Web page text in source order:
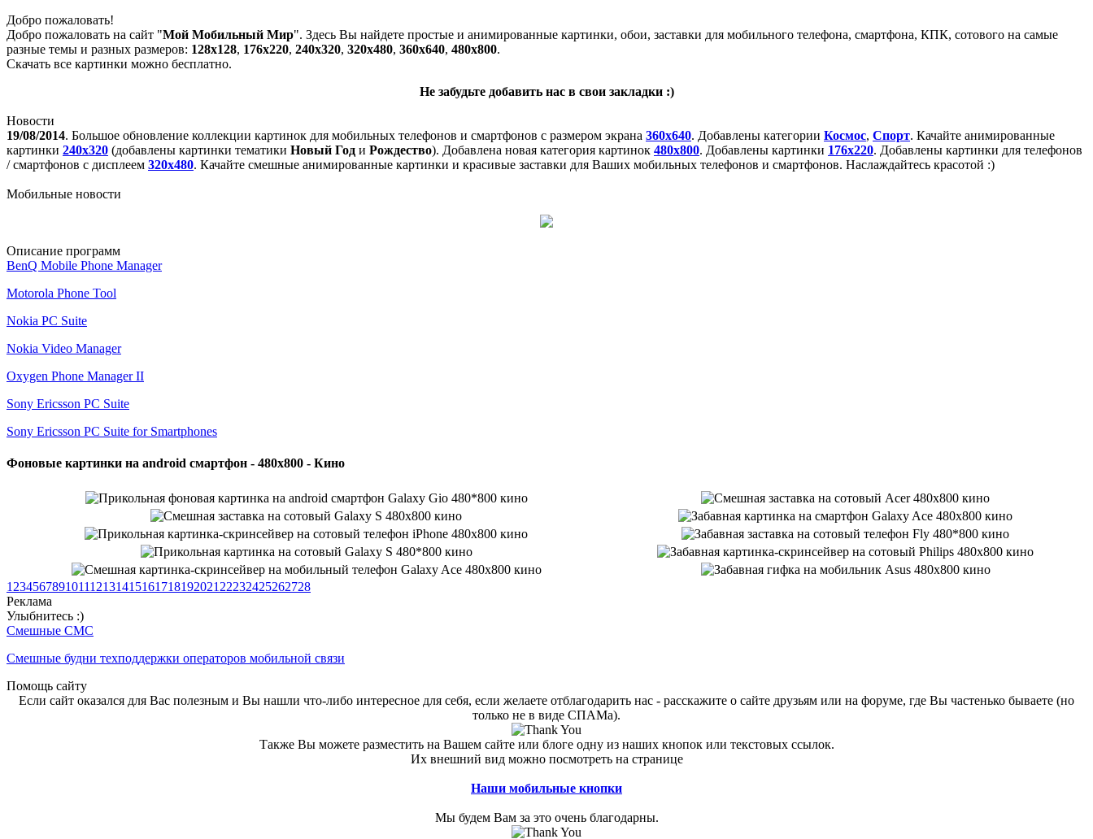
Добро пожаловать!
Добро пожаловать на сайт "Мой Мобильный Мир". Здесь Вы найдете простые и анимированные картинки, обои, заставки для мобильного телефона, смартфона, КПК, сотового на самые
разные темы и разных размеров: 128х128, 176х220, 240х320, 320x480, 360x640, 480x800.
Скачать все картинки можно бесплатно.
Не забудьте добавить нас в свои закладки :)
Новости
19/08/2014. Большое обновление коллекции картинок для мобильных телефонов и смартфонов с размером экрана 360x640. Добавлены категории Космос, Спорт. Качайте анимированные
картинки 240x320 (добавлены картинки тематики Новый Год и Рождество). Добавлена новая категория картинок 480x800. Добавлены картинки 176x220. Добавлены картинки для телефонов
/ смартфонов с дисплеем 320х480. Качайте смешные анимированные картинки и красивые заставки для Ваших мобильных телефонов и смартфонов. Наслаждайтесь красотой :)
Мобильные новости
Описание программ
BenQ Mobile Phone Manager
Motorola Phone Tool
Nokia PC Suite
Nokia Video Manager
Oxygen Phone Manager II
Sony Ericsson PC Suite
Sony Ericsson PC Suite for Smartphones
Фоновые картинки на android смартфон - 480x800 - Кино
1 23456789101112131415161718192021 22232425262728
Реклама
Улыбнитесь :)
Смешные СМС
Смешные будни техподдержки операторов мобильной связи
Помощь сайту
Если сайт оказался для Вас полезным и Вы нашли что-либо интересное для себя, если желаете отблагодарить нас - расскажите о сайте друзьям или на форуме, где Вы частенько бываете (но
только не в виде СПАМа).
Также Вы можете разместить на Вашем сайте или блоге одну из наших кнопок или текстовых ссылок.
Их внешний вид можно посмотреть на странице
Наши мобильные кнопки
Мы будем Вам за это очень благодарны.